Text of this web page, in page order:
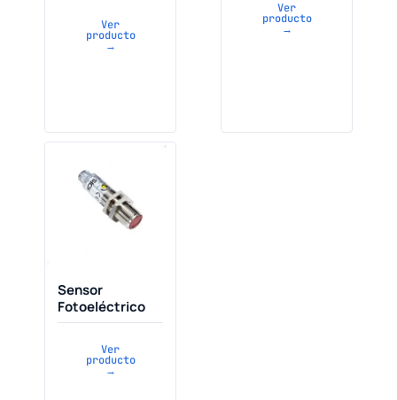
Ver
producto
→
Ver
producto
→
Sensor
Fotoeléctrico
Ver
producto
→